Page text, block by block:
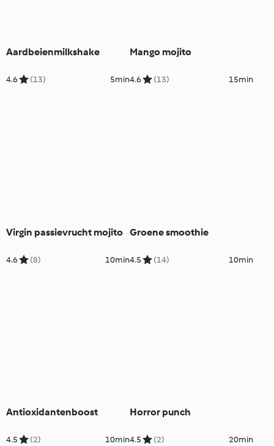
Aardbeienmilkshake
4.6 (13) 5min
Mango mojito
4.6 (13) 15min
Virgin passievrucht mojito
4.6 (8) 10min
Groene smoothie
4.5 (14) 10min
Antioxidantenboost
4.5 (2) 10min
Horror punch
4.5 (2) 20min